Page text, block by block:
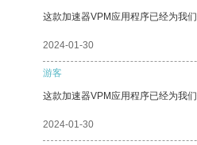
这款加速器VPM应用程序已经为我
2024-01-30
游客
这款加速器VPM应用程序已经为我
2024-01-30